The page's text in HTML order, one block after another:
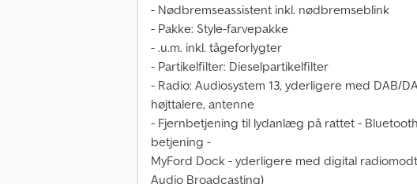
- Nødbremseassistent inkl. nødbremseblink
- Pakke: Style-farvepakke
- .u.m. inkl. tågeforlygter
- Partikelfilter: Dieselpartikelfilter
- Radio: Audiosystem 13, yderligere med DAB/
højttalere, antenne
- Fjernbetjening til lydanlæg på rattet -
betjening -
MyFord Dock - yderligere med digital
Audio Broadcasting)